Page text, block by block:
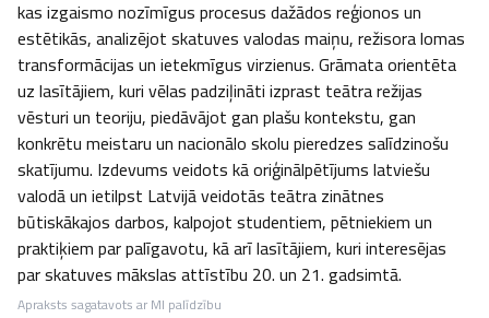
kas izgaismo nozīmīgus procesus dažādos reģionos un
estētikās, analizējot skatuves valodas maiņu, režisora lomas
transformācijas un ietekmīgus virzienus. Grāmata orientēta
uz lasītājiem, kuri vēlas padziļināti izprast teātra režijas
vēsturi un teoriju, piedāvājot gan plašu kontekstu, gan
konkrētu meistaru un nacionālo skolu pieredzes salīdzinošu
skatījumu. Izdevums veidots kā oriģinālpētījums latviešu
valodā un ietilpst Latvijā veidotās teātra zinātnes
būtiskākajos darbos, kalpojot studentiem, pētniekiem un
praktiķiem par palīgavotu, kā arī lasītājiem, kuri interesējas
par skatuves mākslas attīstību 20. un 21. gadsimtā.
Apraksts sagatavots ar MI palīdzību